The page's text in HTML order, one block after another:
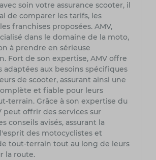
soin votre assurance scooter, il
de comparer les tarifs, les
franchises proposées. AMV,
dans le domaine de la moto,
à prendre en sérieuse
Fort de son expertise, AMV offre
adaptées aux besoins spécifiques
de scooter, assurant ainsi une
et fiable pour leurs
terrain. Grâce à son expertise du
peut offrir des services sur
conseils avisés, assurant la
des motocyclistes et
tout-terrain tout au long de leurs
la route.